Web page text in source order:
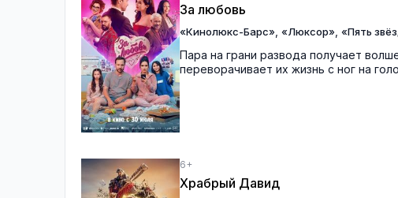
За любовь
«Кинолюкс-Барс» «Люксор» «Пять
Пара на грани развода получает
переворачивает их жизнь с ног на
6+
Храбрый Давид